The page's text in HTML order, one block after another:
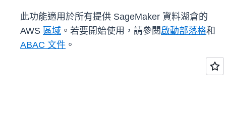
此功能適用於所有提供 SageMaker 資料湖倉的
AWS 區域 。若要開始使用，請參閱啟動部落格和
ABAC 文件 。